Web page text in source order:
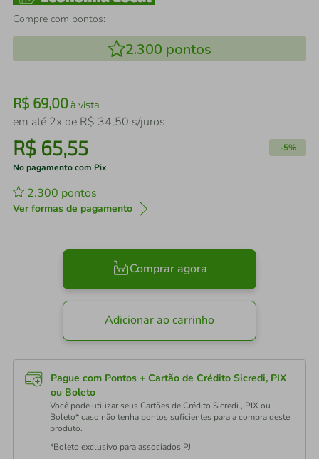
Compre com pontos:
2.300 pontos
R$ 69,00à vista
em até 2x de R$ 34,50 s/juros
R$ 65,55 -5%
No pagamento com Pix
2.300 pontos
Ver formas de pagamento
Comprar agora
Adicionar ao carrinho
Pague com Pontos + Cartão de Crédito Sicredi, PIX
ou Boleto
Você pode utilizar seus Cartões de Crédito Sicredi , PIX ou
Boleto* caso não tenha pontos suficientes para a compra deste
produto.
*Boleto exclusivo para associados PJ